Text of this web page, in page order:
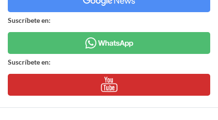
Suscríbete en:
Suscríbete en: